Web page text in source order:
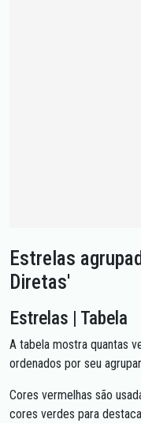
Estrelas
Diretas'
Estrelas | Tabela
A tabela mostra quantas
ordenados por seu
Cores vermelhas são
cores verdes para